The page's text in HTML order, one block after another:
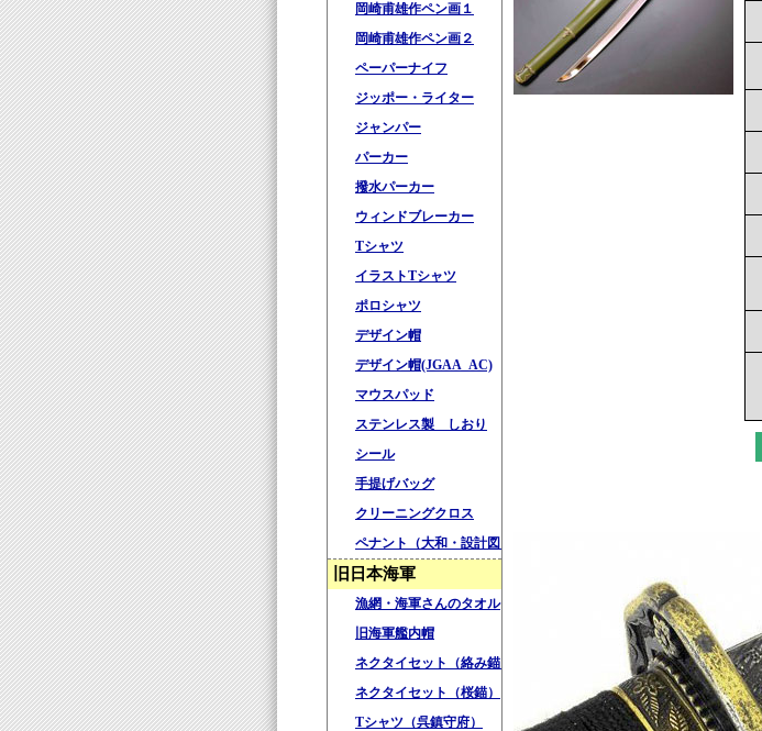
岡崎甫雄作ペン画１
岡崎甫雄作ペン画２
ペーパーナイフ
ジッポー・ライター
ジャンパー
パーカー
撥水パーカー
ウィンドブレーカー
Tシャツ
イラストTシャツ
ポロシャツ
デザイン帽
デザイン帽(JGAA_AC)
マウスパッド
ステンレス製 しおり
シール
手提げバッグ
クリーニングクロス
ペナント（大和・設計図）
旧日本海軍
漁網・海軍さんのタオル
旧海軍艦内帽
ネクタイセット（絡み錨）
ネクタイセット（桜錨）
Tシャツ（呉鎮守府）